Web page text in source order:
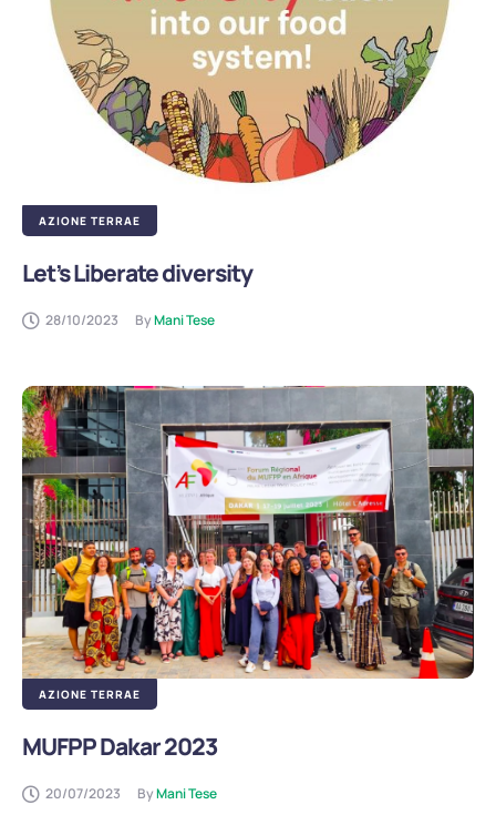
AZIONE TERRAE
Let’s Liberate diversity
28/10/2023 By Mani Tese
AZIONE TERRAE
MUFPP Dakar 2023
20/07/2023 By Mani Tese